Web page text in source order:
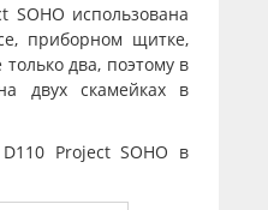
использована
приборном щитке,
два, поэтому в
двух скамейках в
Project SOHO в